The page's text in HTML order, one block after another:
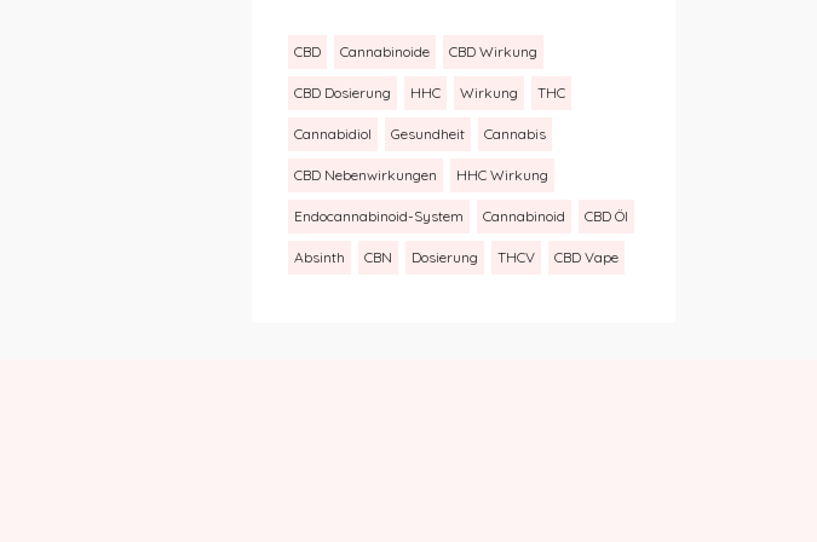
CBD Cannabinoide CBD Wirkung
CBD Dosierung HHC Wirkung THC
Cannabidiol Gesundheit Cannabis
CBD Nebenwirkungen HHC Wirkung
Endocannabinoid-System Cannabinoid CBD Öl
Absinth CBN Dosierung THCV CBD Vape